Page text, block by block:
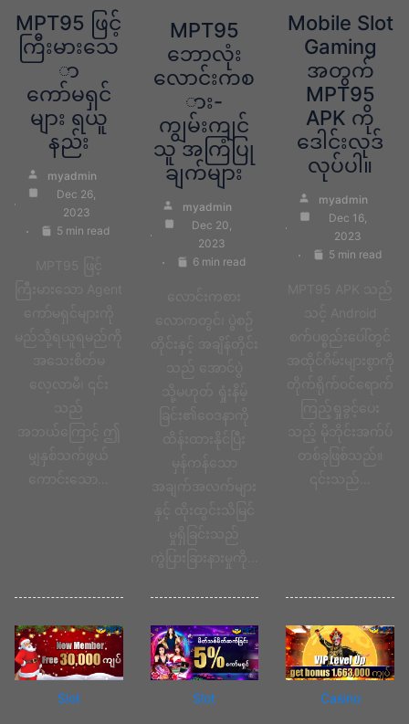
MPT95 ဖြင့်
ကြီးမားသေ
ာ
ကော်မရှင်
များ ရယူ
နည်း
myadmin
Dec 26,
2023
5 min read
MPT95
ဘောလုံး
လောင်းကစ
ား-
ကျွမ်းကျင်
သူ အကြံပြု
ချက်များ
myadmin
Dec 20,
2023
6 min read
Mobile Slot
Gaming
အတွက်
MPT95
APK ကို
ဒေါင်းလုဒ်
လုပ်ပါ။
myadmin
Dec 16,
2023
5 min read
Slot Slot Casino